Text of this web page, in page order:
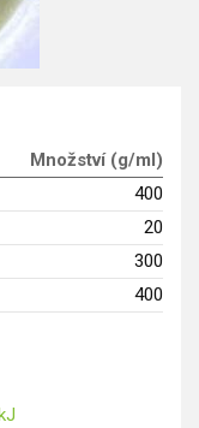
Množství (g/ml)
400
20
300
400